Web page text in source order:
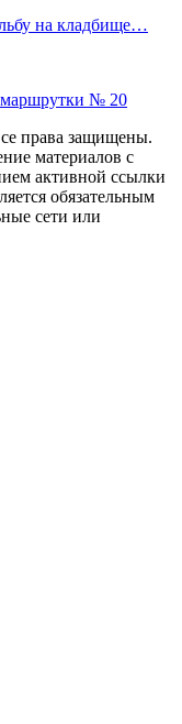
на кладбище…
маршрутки № 20
права защищены.
материалов с
активной ссылки
обязательным
сети или